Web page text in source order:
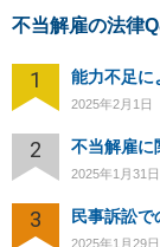
不当解雇の法律
1 能力不足に
2025年2月1日
2 不当解雇に
2025年1月31日
3 民事訴訟で
2025年1月29日